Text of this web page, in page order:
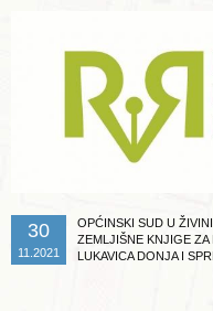
30
11.2021
OPĆINSKI SUD U
ZEMLJIŠNE KNJIGE ZA
LUKAVICA DONJA I